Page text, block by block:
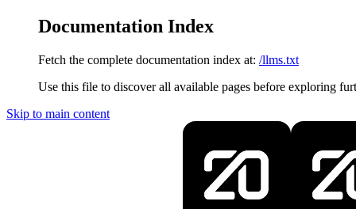
Documentation Index
Fetch the complete documentation index at: /llms.txt
Use this file to discover all available pages before exploring
Skip to main content